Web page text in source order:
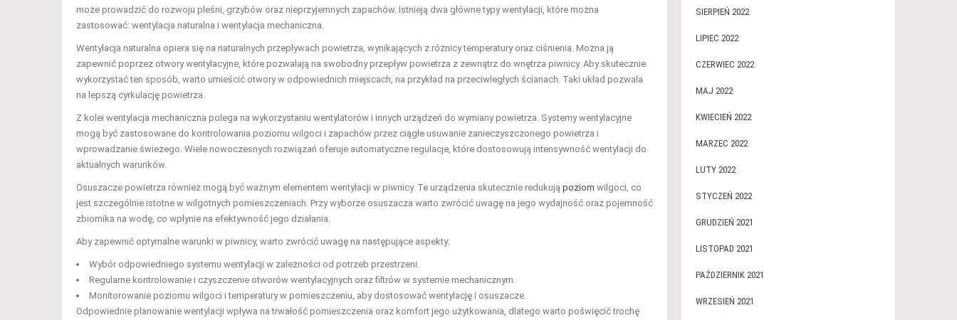
może prowadzić do rozwoju pleśni, grzybów oraz nieprzyjemnych zapachów. Istnieją dwa główne typy wentylacji, które można
zastosować: wentylacja naturalna i wentylacja mechaniczna.
Wentylacja naturalna opiera się na naturalnych przepływach powietrza, wynikających z różnicy temperatury oraz ciśnienia. Można ją
zapewnić poprzez otwory wentylacyjne, które pozwalają na swobodny przepływ powietrza z zewnątrz do wnętrza piwnicy. Aby skutecznie
wykorzystać ten sposób, warto umieścić otwory w odpowiednich miejscach, na przykład na przeciwległych ścianach. Taki układ pozwala
na lepszą cyrkulację powietrza.
Z kolei wentylacja mechaniczna polega na wykorzystaniu wentylatorów i innych urządzeń do wymiany powietrza. Systemy wentylacyjne
mogą być zastosowane do kontrolowania poziomu wilgoci i zapachów przez ciągłe usuwanie zanieczyszczonego powietrza i
wprowadzanie świeżego. Wiele nowoczesnych rozwiązań oferuje automatyczne regulacje, które dostosowują intensywność wentylacji do
aktualnych warunków.
Osuszacze powietrza również mogą być ważnym elementem wentylacji w piwnicy. Te urządzenia skutecznie redukują poziom wilgoci, co
jest szczególnie istotne w wilgotnych pomieszczeniach. Przy wyborze osuszacza warto zwrócić uwagę na jego wydajność oraz pojemność
zbiornika na wodę, co wpłynie na efektywność jego działania.
Aby zapewnić optymalne warunki w piwnicy, warto zwrócić uwagę na następujące aspekty:
Wybór odpowiedniego systemu wentylacji w zależności od potrzeb przestrzeni.
Regularne kontrolowanie i czyszczenie otworów wentylacyjnych oraz filtrów w systemie mechanicznym.
Monitorowanie poziomu wilgoci i temperatury w pomieszczeniu, aby dostosować wentylację i osuszacze.
Odpowiednie planowanie wentylacji wpływa na trwałość pomieszczenia oraz komfort jego użytkowania, dlatego warto poświęcić trochę
SIERPIEŃ 2022
LIPIEC 2022
CZERWIEC 2022
MAJ 2022
KWIECIEŃ 2022
MARZEC 2022
LUTY 2022
STYCZEŃ 2022
GRUDZIEŃ 2021
LISTOPAD 2021
PAŹDZIERNIK 2021
WRZESIEŃ 2021